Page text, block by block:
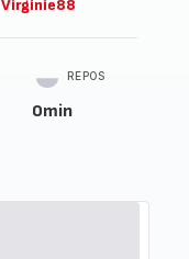
Virginie88
REPOS
0min